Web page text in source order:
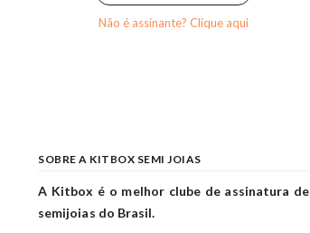
Não é assinante? Clique aqui
SOBRE A KITBOX SEMI JOIAS
A Kitbox é o melhor clube de assinatura de
semijoias do Brasil.